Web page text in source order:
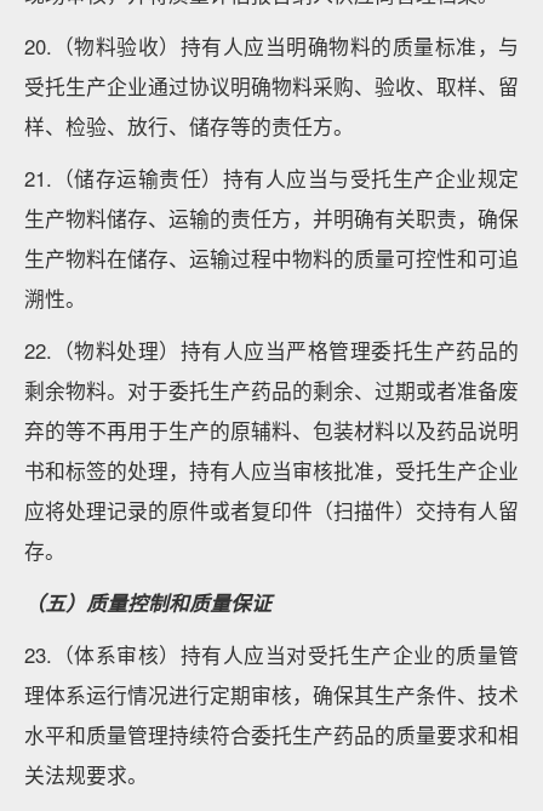
20.（物料验收）持有人应当明确物料的质量标准，与
受托生产企业通过协议明确物料采购、验收、取样、留
样、检验、放行、储存等的责任方。
21.（储存运输责任）持有人应当与受托生产企业规定
生产物料储存、运输的责任方，并明确有关职责，确保
生产物料在储存、运输过程中物料的质量可控性和可追
溯性。
22.（物料处理）持有人应当严格管理委托生产药品的
剩余物料。对于委托生产药品的剩余、过期或者准备废
弃的等不再用于生产的原辅料、包装材料以及药品说明
书和标签的处理，持有人应当审核批准，受托生产企业
应将处理记录的原件或者复印件（扫描件）交持有人留
存。
（五）质量控制和质量保证
23.（体系审核）持有人应当对受托生产企业的质量管
理体系运行情况进行定期审核，确保其生产条件、技术
水平和质量管理持续符合委托生产药品的质量要求和相
关法规要求。